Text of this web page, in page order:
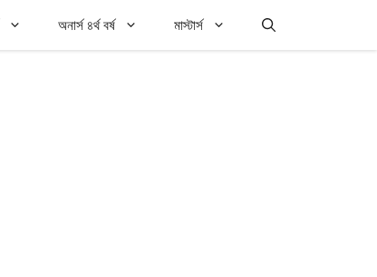
অনার্স ৪র্থ বর্ষ মাস্টার্স